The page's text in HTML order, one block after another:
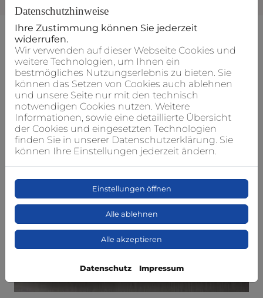
Datenschutzhinweise
Ihre Zustimmung können Sie jederzeit
widerrufen.
Wir verwenden auf dieser Webseite Cookies und
weitere Technologien, um Ihnen ein
bestmögliches Nutzungserlebnis zu bieten. Sie
können das Setzen von Cookies auch ablehnen
und unsere Seite nur mit den technisch
notwendigen Cookies nutzen. Weitere
Informationen, sowie eine detaillierte Übersicht
der Cookies und eingesetzten Technologien
finden Sie in unserer Datenschutzerklärung. Sie
können Ihre Einstellungen jederzeit ändern.
Einstellungen öffnen
Alle ablehnen
Alle akzeptieren
Datenschutz Impressum